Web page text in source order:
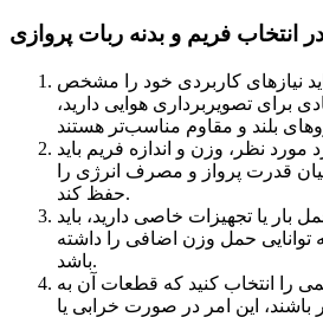
انتخاب فریم و بدنه ربات پروازی
باید نیازهای کاربردی خود را مشخص
برای تصویربرداری هوایی دارید،
مورد نظر، وزن و اندازه فریم باید
قدرت پرواز و مصرف انرژی را
حفظ کند.
بار یا تجهیزات خاصی دارید، باید
توانایی حمل وزن اضافی را داشته
باشد.
را انتخاب کنید که قطعات آن به
باشند، این امر در صورت خرابی یا